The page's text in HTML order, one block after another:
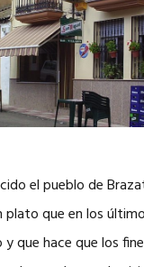
el pueblo de
plato que en los
que hace que los